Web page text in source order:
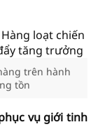
trên hành
tồn
vụ giới tinh